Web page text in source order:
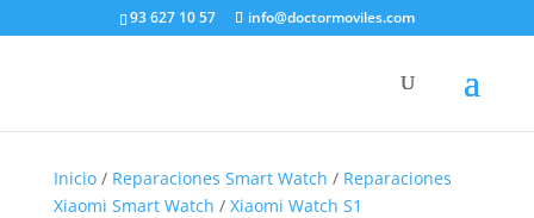
93 627 10 57 info@doctormoviles.com
Inicio/ Reparaciones Smart Watch / Reparaciones
Xiaomi Smart Watch / Xiaomi Watch S1